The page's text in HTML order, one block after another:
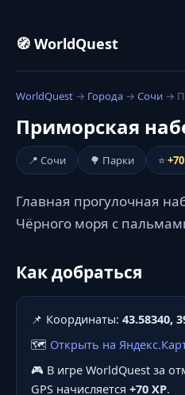
🧭 WorldQuest
WorldQuest → Города → Сочи →
Приморская
📍 Сочи 🌳 Парки ⭐
Главная прогулочная
Чёрного моря с
Как добраться
📌 Координаты: 43.58340,
🗺️ Открыть на
🎮 В игре WorldQuest за
GPS начисляется +70 XP.